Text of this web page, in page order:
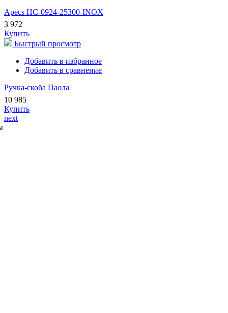
Apecs HC-0924-25300-INOX
3 972
Купить
Быстрый просмотр
Добавить в избранное
Добавить в сравнение
Ручка-скоба Паола
10 985
Купить
next